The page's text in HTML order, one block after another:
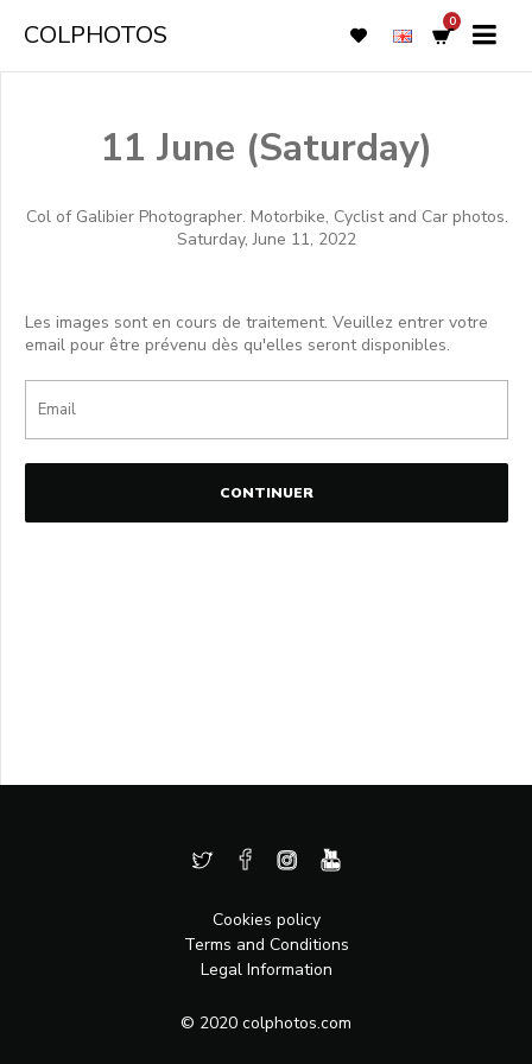
COLPHOTOS 0
11 June (Saturday)
Col of Galibier Photographer. Motorbike, Cyclist and Car photos.
Saturday, June 11, 2022
Les images sont en cours de traitement. Veuillez entrer votre
email pour être prévenu dès qu'elles seront disponibles.
CONTINUER
Cookies policy
Terms and Conditions
Legal Information
© 2020 colphotos.com